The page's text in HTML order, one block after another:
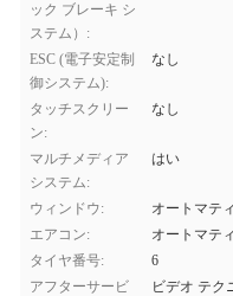
ック ブレーキ シ
ステム）:
ESC (電子安定制
御システム):
なし
タッチスクリー
ン:
なし
マルチメディア
システム:
はい
ウィンドウ:
オートマテ
エアコン:
オートマテ
タイヤ番号:
6
アフターサービ
ビデオ テク